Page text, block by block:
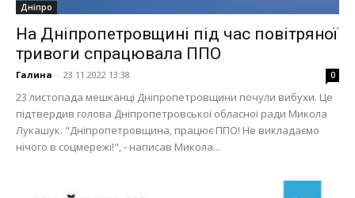
Дніпро
На Дніпропетровщині під час повітряної
тривоги спрацювала ППО
Галина - 23.11.2022 13:38 0
23 листопада мешканці Дніпропетровщини почули вибухи. Це
підтвердив голова Дніпропетровської обласної ради Микола
Лукашук. "Дніпропетровщина, працює ППО! Не викладаємо
нічого в соцмережі!", - написав Микола...